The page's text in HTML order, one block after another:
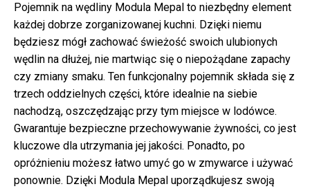
Pojemnik na wędliny Modula Mepal to niezbędny element
każdej dobrze zorganizowanej kuchni. Dzięki niemu
będziesz mógł zachować świeżość swoich ulubionych
wędlin na dłużej, nie martwiąc się o niepożądane zapachy
czy zmiany smaku. Ten funkcjonalny pojemnik składa się z
trzech oddzielnych części, które idealnie na siebie
nachodzą, oszczędzając przy tym miejsce w lodówce.
Gwarantuje bezpieczne przechowywanie żywności, co jest
kluczowe dla utrzymania jej jakości. Ponadto, po
opróżnieniu możesz łatwo umyć go w zmywarce i używać
ponownie. Dzięki Modula Mepal uporządkujesz swoją